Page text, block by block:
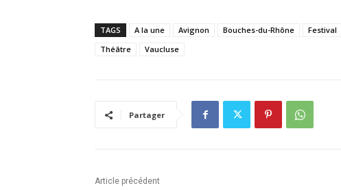
TAGS A la une Avignon Bouches-du-Rhône Festival
Théâtre
Vaucluse
Partager
Article précédent